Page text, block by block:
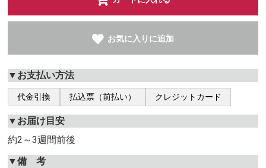
お気に入りに追加
▼お支払い方法
代金引換 払込票（前払い） クレジットカード
▼お届け目安
約2～3週間前後
▼備 考